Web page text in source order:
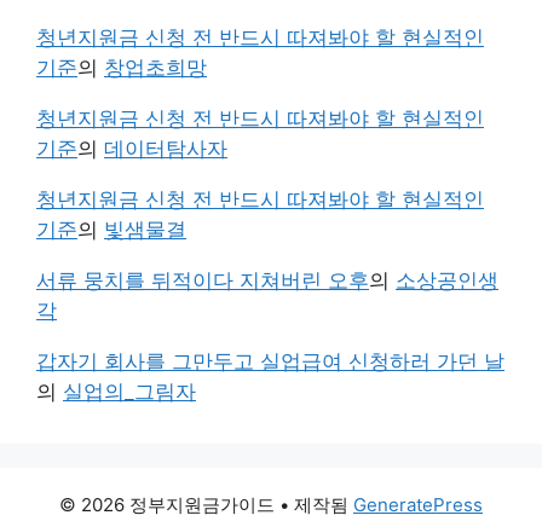
청년지원금 신청 전 반드시 따져봐야 할 현실적인
기준의 창업초희망
청년지원금 신청 전 반드시 따져봐야 할 현실적인
기준의 데이터탐사자
청년지원금 신청 전 반드시 따져봐야 할 현실적인
기준의 빛샘물결
서류 뭉치를 뒤적이다 지쳐버린 오후의 소상공인생
각
갑자기 회사를 그만두고 실업급여 신청하러 가던 날
의 실업의_그림자
© 2026 정부지원금가이드 • 제작됨 GeneratePress